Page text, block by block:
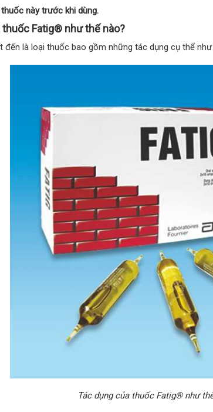
này trước khi dùng.
thuốc Fatig® như thế nào?
là loại thuốc bao gồm những tác dụng cụ thể như
Tác dụng của thuốc Fatig® như